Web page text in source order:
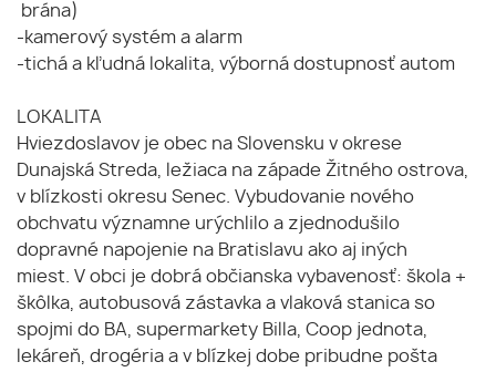
brána)
-kamerový systém a alarm
-tichá a kľudná lokalita, výborná dostupnosť autom
LOKALITA
Hviezdoslavov je obec na Slovensku v okrese
Dunajská Streda, ležiaca na západe Žitného ostrova,
v blízkosti okresu Senec. Vybudovanie nového
obchvatu významne urýchlilo a zjednodušilo
dopravné napojenie na Bratislavu ako aj iných
miest. V obci je dobrá občianska vybavenosť: škola +
škôlka, autobusová zástavka a vlaková stanica so
spojmi do BA, supermarkety Billa, Coop jednota,
lekáreň, drogéria a v blízkej dobe pribudne pošta